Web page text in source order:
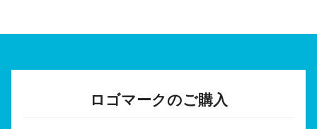
ロゴマークのご購入